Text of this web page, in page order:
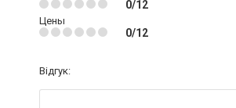
0/12
Цены
0/12
Відгук: